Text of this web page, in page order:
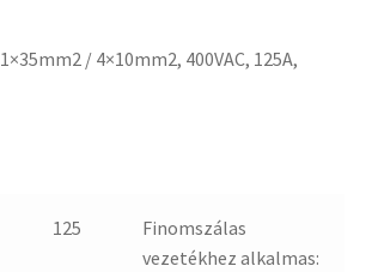
1×35mm2 / 4×10mm2, 400VAC, 125A,
125
Finomszálas
vezetékhez alkalmas: